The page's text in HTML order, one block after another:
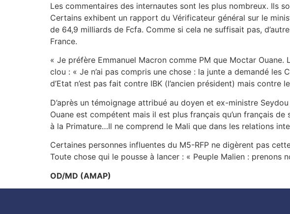
Les commentaires des internautes sont les plus nombreux. Ils
Certains exhibent un rapport du Vérificateur général sur le
de 64,9 milliards de Fcfa. Comme si cela ne suffisait pas,
France.
« Je préfère Emmanuel Macron comme PM que Moctar
clou : « Je n’ai pas compris une chose : la junte a demandé les
d’Etat n’est pas fait contre IBK (l’ancien président) mais contre
D’après un témoignage attribué au doyen et ex-ministre
Ouane est compétent mais il est plus français qu’un français
à la Primature…Il ne comprend le Mali que dans les relations
Certaines personnes influentes du M5-RFP ne digèrent pas
Toute chose qui le pousse à lancer : « Peuple Malien : prenons
OD/MD (AMAP)